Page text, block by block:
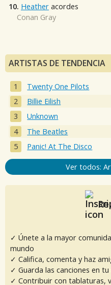
10. Heather acordes
Conan Gray
ARTISTAS DE TENDENCIA
Twenty One Pilots
Billie Eilish
Unknown
The Beatles
Panic! At The Disco
Ver todos:
✓ Únete a la mayor
mundo
✓ Califica, comenta y haz
✓ Guarda las canciones en
✓ Contribuir con tablaturas,